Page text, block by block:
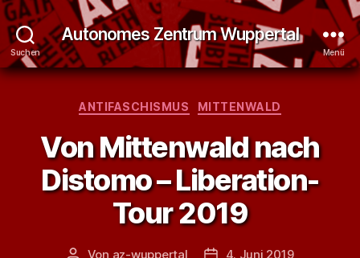
Suchen
Autonomes Zentrum Wuppertal
Menü
Kategorien
ANTIFASCHISMUS MITTENWALD
Von Mittenwald nach
Distomo – Liberation-
Tour 2019
Beitragsautor
Von az-wuppertal Veröffentlichungsdatum
4. Juni 2019